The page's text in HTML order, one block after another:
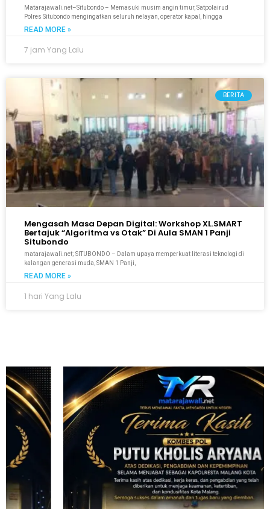
Matarajawali.net–Situbondo – Memasuki musim angin timur, Satpolairud
Polres Situbondo mengingatkan seluruh nelayan, operator kapal, hingga
READ MORE »
7 jam Yang Lalu
BERITA
Mengasah Masa Depan Digital: Workshop XL.SMART
Bertajuk “Algoritma vs Otak” Di Aula SMAN 1 Panji
Situbondo
matarajawali.net; SITUBONDO – Dalam upaya memperkuat literasi teknologi di
kalangan generasi muda, SMAN 1 Panji,
READ MORE »
1 hari Yang Lalu